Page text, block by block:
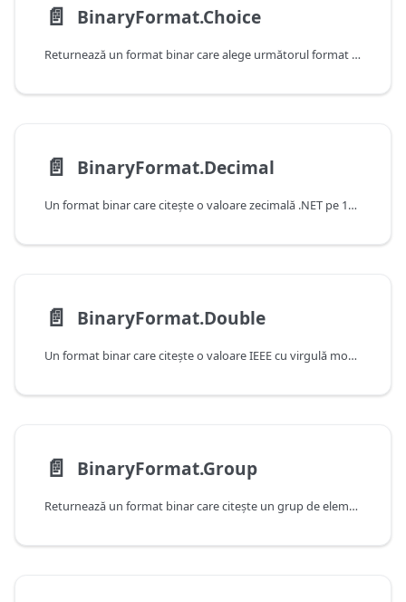
📄️ BinaryFormat.Choice
Returnează un format binar care alege următorul format binar în funcţie de o valoare care a fost citită deja.
📄️ BinaryFormat.Decimal
Un format binar care citeşte o valoare zecimală .NET pe 16 octeţi.
📄️ BinaryFormat.Double
Un format binar care citeşte o valoare IEEE cu virgulă mobilă cu dublă precizie pe 8 octeţi.
📄️ BinaryFormat.Group
Returnează un format binar care citeşte un grup de elemente.